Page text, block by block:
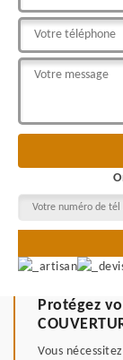
Protégez
Vous